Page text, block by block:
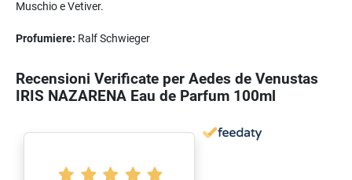
Muschio e Vetiver.
Profumiere: Ralf Schwieger
Recensioni Verificate per Aedes de Venustas
IRIS NAZARENA Eau de Parfum 100ml